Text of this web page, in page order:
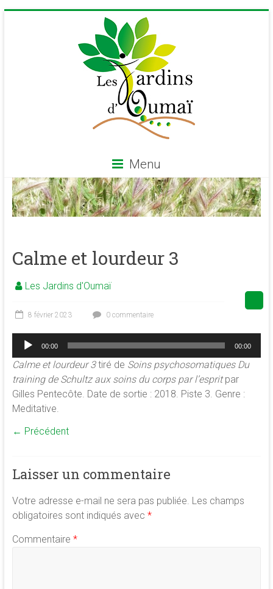
Les
Jardins
Site
de
conscience
de
développement
de
la
<b/>sophrologie,
psychologie
ressources
Menu
Calme et lourdeur 3
Les Jardins d'Oumaï
8 février 2023 0 commentaire
Lecteur
audio
00:00 00:00
Calme et lourdeur 3tiré de Soins psychosomatiques Du
training de Schultz aux soins du corps par l’espritpar
Gilles Pentecôte. Date de sortie : 2018. Piste 3. Genre :
Meditative.
← Précédent
Laisser un commentaire
Votre adresse e-mail ne sera pas publiée. Les champs
obligatoires sont indiqués avec *
Commentaire *